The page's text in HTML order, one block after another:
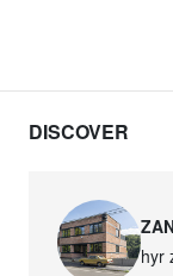
DISCOVER
hyr